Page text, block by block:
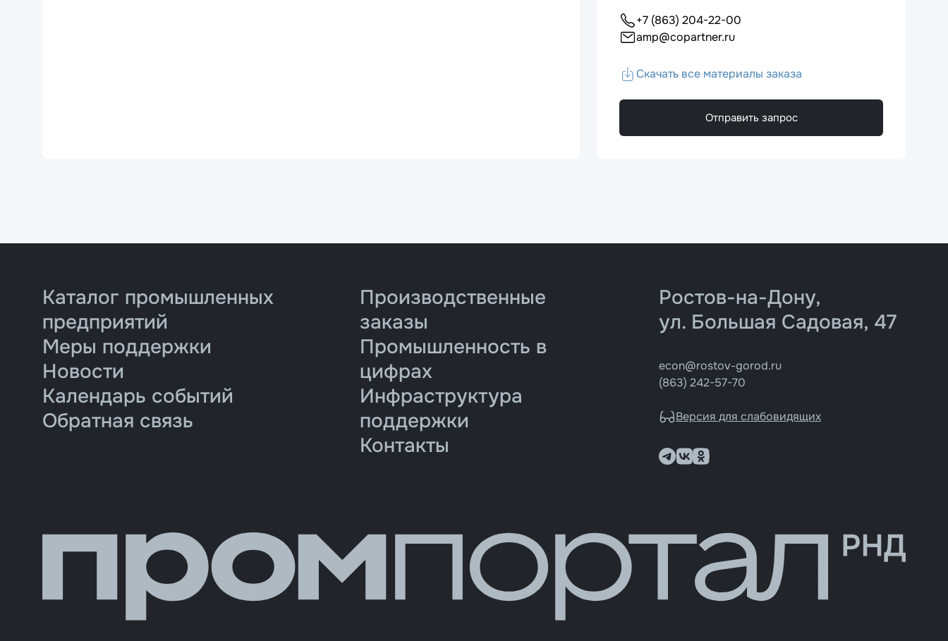
+7 (863) 204-22-00
amp@copartner.ru
Скачать все материалы заказа
Отправить запрос
Каталог промышленных
предприятий
Меры поддержки
Новости
Календарь событий
Обратная связь
Производственные
заказы
Промышленность в
цифрах
Инфраструктура
поддержки
Контакты
Ростов-на-Дону,
ул. Большая Садовая, 47
econ@rostov-gorod.ru
(863) 242-57-70
Версия для слабовидящих